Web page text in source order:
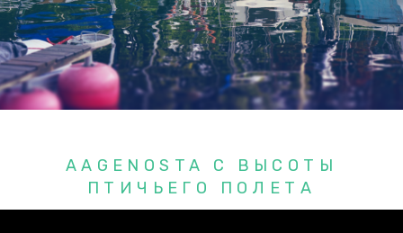
AAGENOSTA С ВЫСОТЫ
ПТИЧЬЕГО ПОЛЕТА